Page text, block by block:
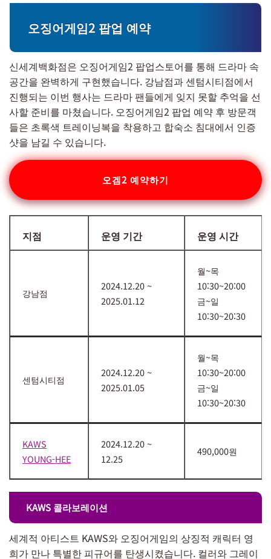
오징어게임2 팝업 예약
신세계백화점은 오징어게임2 팝업스토어를 통해 드라마 속
공간을 완벽하게 구현했습니다. 강남점과 센텀시티점에서
진행되는 이번 행사는 드라마 팬들에게 잊지 못할 추억을 선
사할 준비를 마쳤습니다. 오징어게임2 팝업 예약 후 방문객
들은 초록색 트레이닝복을 착용하고 합숙소 침대에서 인증
샷을 남길 수 있습니다.
오겜2 예약하기
지점 운영 기간 운영 시간
강남점
2024.12.20 ~
2025.01.12
월~목
10:30~20:00
금~일
10:30~20:30
센텀시티점
2024.12.20 ~
2025.01.05
월~목
10:30~20:00
금~일
10:30~20:30
KAWS
YOUNG-HEE
2024.12.20 ~
12.25
490,000원
KAWS 콜라보레이션
세계적 아티스트 KAWS와 오징어게임의 상징적 캐릭터 영
희가 만나 특별한 피규어를 탄생시켰습니다. 컬러와 그레이